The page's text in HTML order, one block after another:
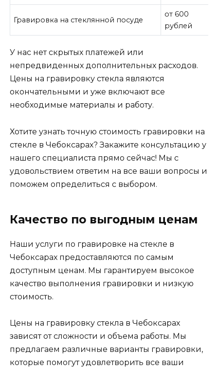
Гравировка на стеклянной посуде
от 600
рублей
У нас нет скрытых платежей или
непредвиденных дополнительных расходов.
Цены на гравировку стекла являются
окончательными и уже включают все
необходимые материалы и работу.
Хотите узнать точную стоимость гравировки на
стекле в Чебоксарах? Закажите консультацию у
нашего специалиста прямо сейчас! Мы с
удовольствием ответим на все ваши вопросы и
поможем определиться с выбором.
Качество по выгодным ценам
Наши услуги по гравировке на стекле в
Чебоксарах предоставляются по самым
доступным ценам. Мы гарантируем высокое
качество выполнения гравировки и низкую
стоимость.
Цены на гравировку стекла в Чебоксарах
зависят от сложности и объема работы. Мы
предлагаем различные варианты гравировки,
которые помогут удовлетворить все ваши